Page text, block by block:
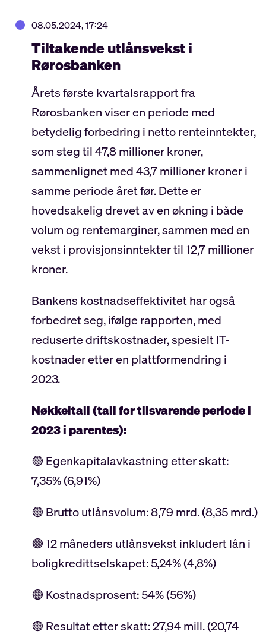
08.05.2024, 17:24
Tiltakende utlånsvekst i
Rørosbanken
Årets første kvartalsrapport fra
Rørosbanken viser en periode med
betydelig forbedring i netto renteinntekter,
som steg til 47,8 millioner kroner,
sammenlignet med 43,7 millioner kroner i
samme periode året før. Dette er
hovedsakelig drevet av en økning i både
volum og rentemarginer, sammen med en
vekst i provisjonsinntekter til 12,7 millioner
kroner.
Bankens kostnadseffektivitet har også
forbedret seg, ifølge rapporten, med
reduserte driftskostnader, spesielt IT-
kostnader etter en plattformendring i
2023.
Nøkkeltall (tall for tilsvarende periode i
2023 i parentes):
🟢 Egenkapitalavkastning etter skatt:
7,35% (6,91%)
🟢 Brutto utlånsvolum: 8,79 mrd. (8,35 mrd.)
🟢 12 måneders utlånsvekst inkludert lån i
boligkredittselskapet: 5,24% (4,8%)
🟢 Kostnadsprosent: 54% (56%)
🟢 Resultat etter skatt: 27,94 mill. (20,74